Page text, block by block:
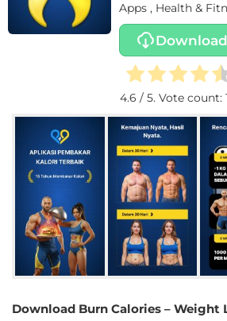
Card
Educational
First
Horror
Hypercasual
Apps , Health &
Download
4.6 / 5. Vote count:
Download Burn Calories – Weight